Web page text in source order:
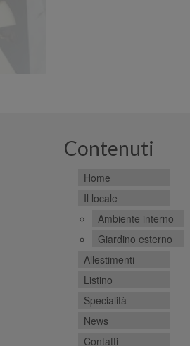
Contenuti
Home
Il locale
Ambiente interno
Giardino esterno
Allestimenti
Listino
Specialità
News
Contatti